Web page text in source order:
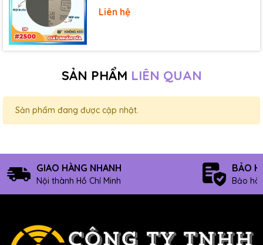
Liên hệ
SẢN PHẨM LIÊN QUAN
Sản phẩm đang được cập nhật.
GIAO HÀNG NHANH
Nội thành Hồ Chí Minh
BẢO
Bảo